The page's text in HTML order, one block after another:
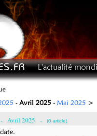
L'actualité
- Avril 2025 - Mai 2025 >
Avril 2025 - (0 article)